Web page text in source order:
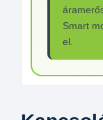
Smart
el.